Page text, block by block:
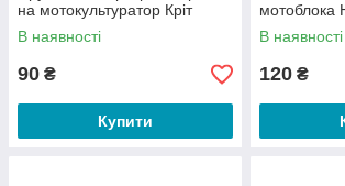
на мотокультуратор Кріт
В наявності
90 ₴
Купити
мотоблока
В наявності
120 ₴